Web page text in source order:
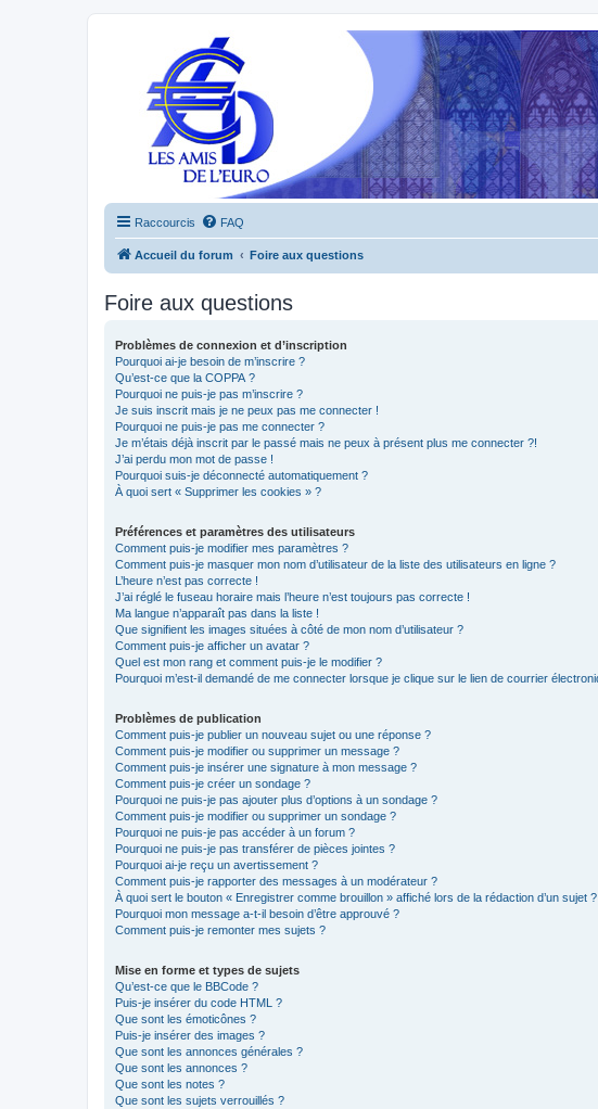
Raccourcis FAQ
Accueil du forum Foire aux questions
Foire aux questions
Problèmes de connexion et d’inscription
Pourquoi ai-je besoin de m’inscrire ?
Qu’est-ce que la COPPA ?
Pourquoi ne puis-je pas m’inscrire ?
Je suis inscrit mais je ne peux pas me connecter !
Pourquoi ne puis-je pas me connecter ?
Je m’étais déjà inscrit par le passé mais ne peux à présent plus me connecter ?!
J’ai perdu mon mot de passe !
Pourquoi suis-je déconnecté automatiquement ?
À quoi sert « Supprimer les cookies » ?
Préférences et paramètres des utilisateurs
Comment puis-je modifier mes paramètres ?
Comment puis-je masquer mon nom d’utilisateur de la liste des utilisateurs en ligne ?
L’heure n’est pas correcte !
J’ai réglé le fuseau horaire mais l’heure n’est toujours pas correcte !
Ma langue n’apparaît pas dans la liste !
Que signifient les images situées à côté de mon nom d’utilisateur ?
Comment puis-je afficher un avatar ?
Quel est mon rang et comment puis-je le modifier ?
Pourquoi m’est-il demandé de me connecter lorsque je clique sur le lien de courrier
Problèmes de publication
Comment puis-je publier un nouveau sujet ou une réponse ?
Comment puis-je modifier ou supprimer un message ?
Comment puis-je insérer une signature à mon message ?
Comment puis-je créer un sondage ?
Pourquoi ne puis-je pas ajouter plus d’options à un sondage ?
Comment puis-je modifier ou supprimer un sondage ?
Pourquoi ne puis-je pas accéder à un forum ?
Pourquoi ne puis-je pas transférer de pièces jointes ?
Pourquoi ai-je reçu un avertissement ?
Comment puis-je rapporter des messages à un modérateur ?
À quoi sert le bouton « Enregistrer comme brouillon » affiché lors de la rédaction d’un sujet ?
Pourquoi mon message a-t-il besoin d’être approuvé ?
Comment puis-je remonter mes sujets ?
Mise en forme et types de sujets
Qu’est-ce que le BBCode ?
Puis-je insérer du code HTML ?
Que sont les émoticônes ?
Puis-je insérer des images ?
Que sont les annonces générales ?
Que sont les annonces ?
Que sont les notes ?
Que sont les sujets verrouillés ?